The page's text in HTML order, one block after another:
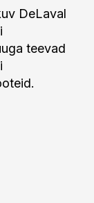
DeLaval
teevad